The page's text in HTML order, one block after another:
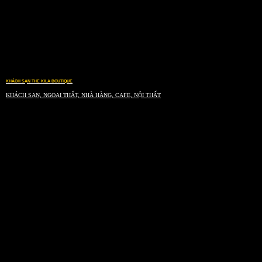
KHÁCH SẠN THE KILA BOUTIQUE
KHÁCH SẠN, NGOẠI THẤT, NHÀ HÀNG, CAFE, NỘI THẤT